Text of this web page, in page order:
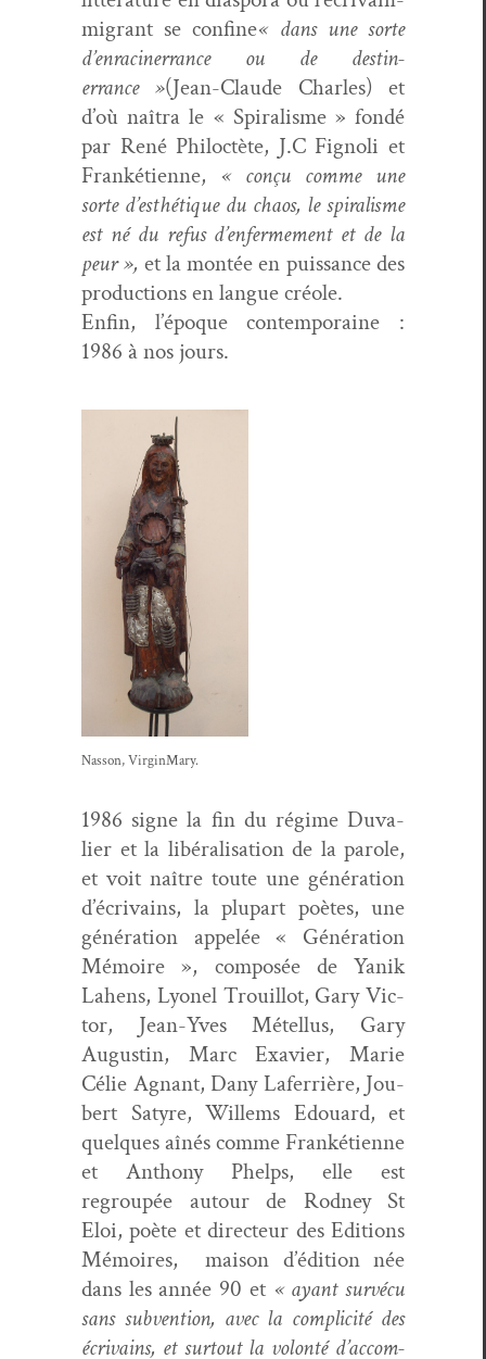
migrant se con­fine« dans une sorte
d’en­racin­errance ou de des­tin­
errance »(Jean-Claude Charles) et
d’où naî­tra le « Spi­ral­isme » fondé
par René Philoc­tète, J.C Fig­no­li et
Franké­ti­enne, « conçu comme une
sorte d’esthé­tique du chaos, le spi­ral­isme
est né du refus d’en­fer­me­ment et de la
peur », et la mon­tée en puis­sance des
pro­duc­tions en langue créole.
Enfin, l’époque con­tem­po­raine :
1986 à nos jours.
Nas­son, VirginMary.
1986 signe la fin du régime Duva­
lier et la libéral­i­sa­tion de la parole,
et voit naître toute une généra­tion
d’écrivains, la plu­part poètes, une
généra­tion appelée « Généra­tion
Mémoire », com­posée de Yanik
Lahens, Lyonel Trouil­lot, Gary Vic­
tor, Jean-Yves Métel­lus, Gary
Augustin, Marc Exavier, Marie
Célie Agnant, Dany Lafer­rière, Jou­
bert Satyre, Willems Edouard, et
quelques aînés comme Franké­ti­enne
et Antho­ny Phelps, elle est
regroupée autour de Rod­ney St
Eloi, poète et directeur des Edi­tions
Mémoires, mai­son d’édi­tion née
dans les année 90 et « ayant survécu
sans sub­ven­tion, avec la com­plic­ité des
écrivains, et surtout la volon­té d’ac­com­